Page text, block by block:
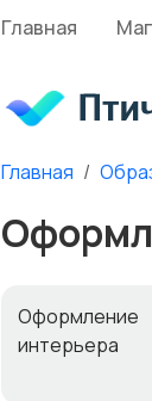
Главная
Главная
Оформление
интерьера